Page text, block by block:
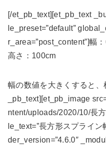
[/et_pb_text][et_pb_text
le_preset=”default”
r_area=”post_content”]幅
高さ：100cm
幅の数値を大きくすると
_pb_text][et_pb_image
ntent/uploads/2020/10/長
le_text=”長方形スプライン
der_version=”4.6.0″